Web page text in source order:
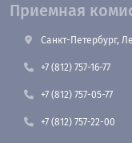
Приемная
Санкт-Петербург,
+7 (812) 757-16-77
+7 (812) 757-05-77
+7 (812) 757-22-00